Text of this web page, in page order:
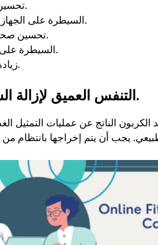
تحسين الهضم.
السيطرة على الجهاز العصبي.
تحسين صحة القلب.
السيطرة على السمنة.
زيادة التركيز.
التنفس العميق لإزالة السموم.
الناتج عن عمليات التمثيل